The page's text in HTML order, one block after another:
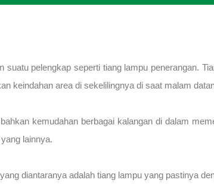
pelengkap seperti tiang lampu penerangan.
keindahan area di sekelilingnya di saat malam
kemudahan berbagai kalangan di dalam
lainnya.
diantaranya adalah tiang lampu yang pastinya